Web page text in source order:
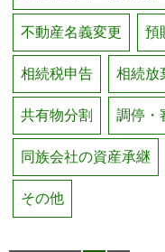
不動産名義変更 預
相続税申告 相続放
共有物分割 調停・
同族会社の資産承継
その他